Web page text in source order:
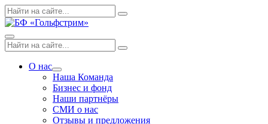
Skip
to
Поиск
по:
Search
Menu
Поиск
по:
Search
О нас
Expand
dropdown
Наша Команда
Бизнес и фонд
Наши партнёры
СМИ о нас
Отзывы и предложения